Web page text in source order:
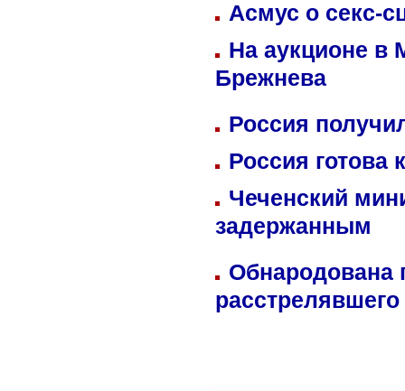
Асмус о секс-
На аукционе в
Брежнева
Россия
Россия готова
Чеченский
задержанным
Обнародована